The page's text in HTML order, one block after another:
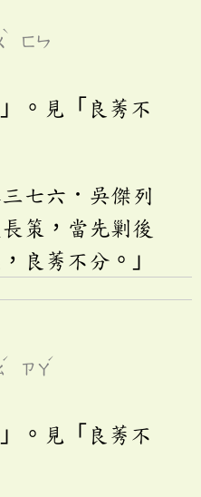
ˋ
ㄈㄣ
。見「良莠不
七六．吳傑列
策，當先剿後
良莠不分。」
ˊ
ㄗㄚ
ˊ
。見「良莠不